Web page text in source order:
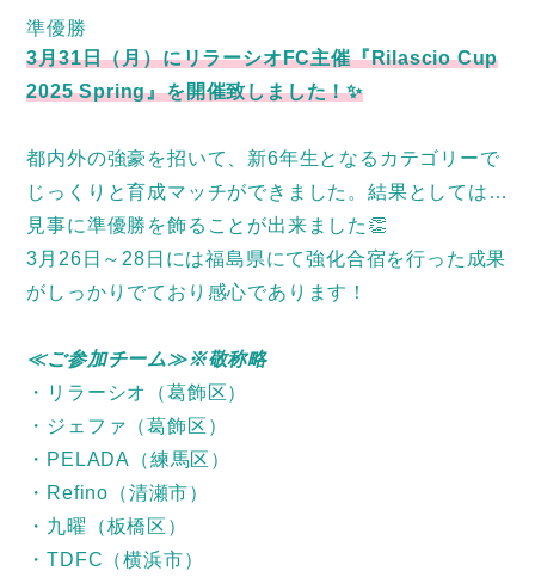
準優勝
3月31日（月）にリラーシオFC主催『Rilascio Cup
2025 Spring』を開催致しました！✨
都内外の強豪を招いて、新6年生となるカテゴリーで
じっくりと育成マッチができました。結果としては…
見事に準優勝を飾ることが出来ました👏
3月26日～28日には福島県にて強化合宿を行った成果
がしっかりでており感心であります！
≪ご参加チーム≫※敬称略
・リラーシオ（葛飾区）
・ジェファ（葛飾区）
・PELADA（練馬区）
・Refino（清瀬市）
・九曜（板橋区）
・TDFC（横浜市）